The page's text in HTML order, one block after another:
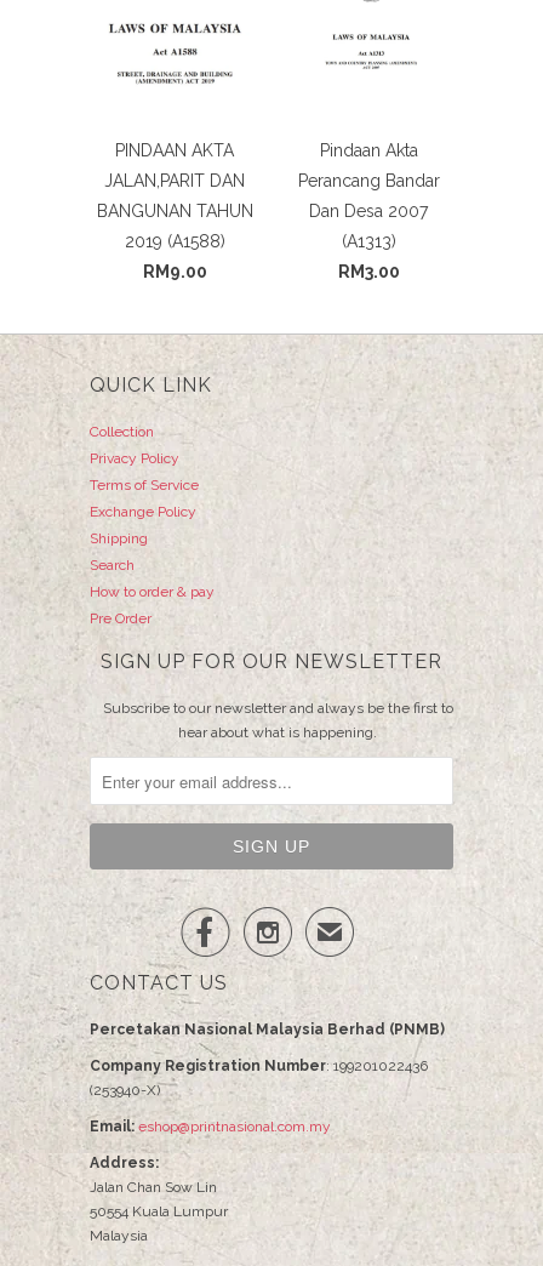
PINDAAN AKTA
JALAN,PARIT DAN
BANGUNAN TAHUN
2019 (A1588)
RM9.00
Pindaan Akta
Perancang Bandar
Dan Desa 2007
(A1313)
RM3.00
QUICK LINK
Collection
Privacy Policy
Terms of Service
Exchange Policy
Shipping
Search
How to order & pay
Pre Order
SIGN UP FOR OUR NEWSLETTER
Subscribe to our newsletter and always be the first to
hear about what is happening.
  ✉
CONTACT US
Percetakan Nasional Malaysia Berhad (PNMB)
Company Registration Number: 199201022436
(253940-X)
Email: eshop@printnasional.com.my
Address:
Jalan Chan Sow Lin
50554 Kuala Lumpur
Malaysia